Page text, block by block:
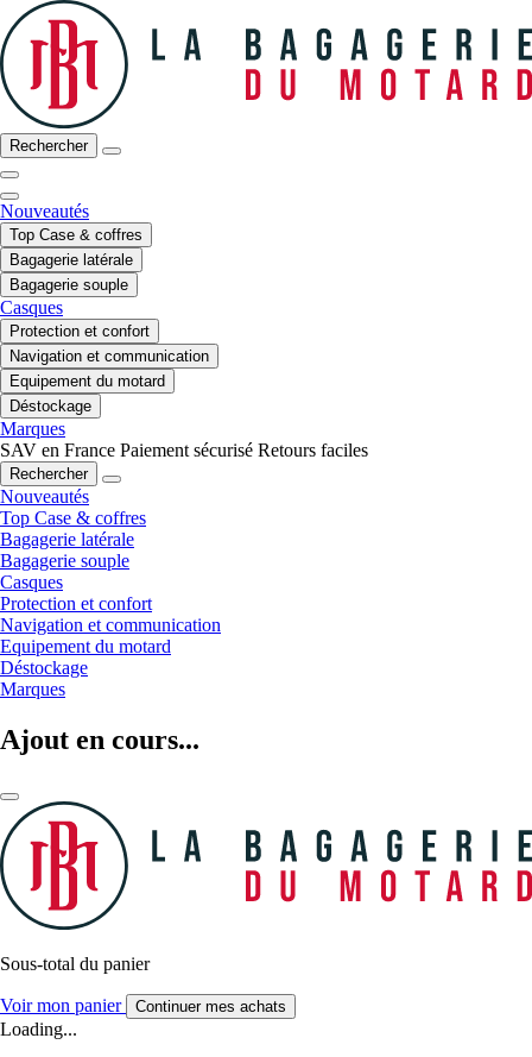
Rechercher
Nouveautés
Top Case & coffres
Bagagerie latérale
Bagagerie souple
Casques
Protection et confort
Navigation et communication
Equipement du motard
Déstockage
Marques
SAV en France Paiement sécurisé Retours faciles
Rechercher
Nouveautés
Top Case & coffres
Bagagerie latérale
Bagagerie souple
Casques
Protection et confort
Navigation et communication
Equipement du motard
Déstockage
Marques
Ajout en cours...
Sous-total du panier
Voir mon panier Continuer mes achats
Loading...